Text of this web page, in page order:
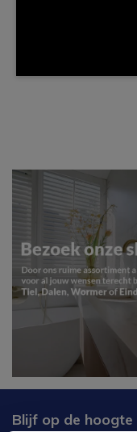
Blijf op de